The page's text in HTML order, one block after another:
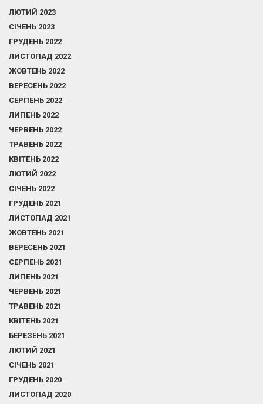
ЛЮТИЙ 2023
СІЧЕНЬ 2023
ГРУДЕНЬ 2022
ЛИСТОПАД 2022
ЖОВТЕНЬ 2022
ВЕРЕСЕНЬ 2022
СЕРПЕНЬ 2022
ЛИПЕНЬ 2022
ЧЕРВЕНЬ 2022
ТРАВЕНЬ 2022
КВІТЕНЬ 2022
ЛЮТИЙ 2022
СІЧЕНЬ 2022
ГРУДЕНЬ 2021
ЛИСТОПАД 2021
ЖОВТЕНЬ 2021
ВЕРЕСЕНЬ 2021
СЕРПЕНЬ 2021
ЛИПЕНЬ 2021
ЧЕРВЕНЬ 2021
ТРАВЕНЬ 2021
КВІТЕНЬ 2021
БЕРЕЗЕНЬ 2021
ЛЮТИЙ 2021
СІЧЕНЬ 2021
ГРУДЕНЬ 2020
ЛИСТОПАД 2020